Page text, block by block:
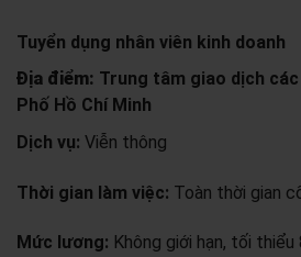
Tuyển dụng nhân viên kinh doanh
Địa điểm: Trung tâm giao dịch
Phố Hồ Chí Minh
Dịch vụ: Viễn thông
Thời gian làm việc: Toàn thời gian
Mức lương: Không giới hạn, tối